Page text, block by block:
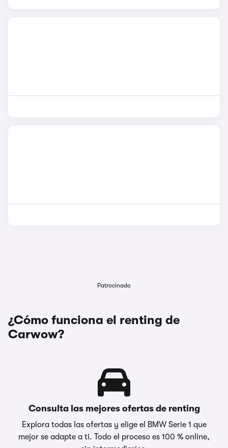
Patrocinado
¿Cómo funciona el renting de
Carwow?
Consulta las mejores ofertas de renting
Explora todas las ofertas y elige el BMW Serie 1 que
mejor se adapte a ti. Todo el proceso es 100 % online,